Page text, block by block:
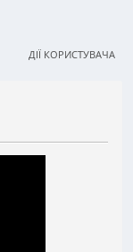
ДІЇ КОРИСТУВАЧА